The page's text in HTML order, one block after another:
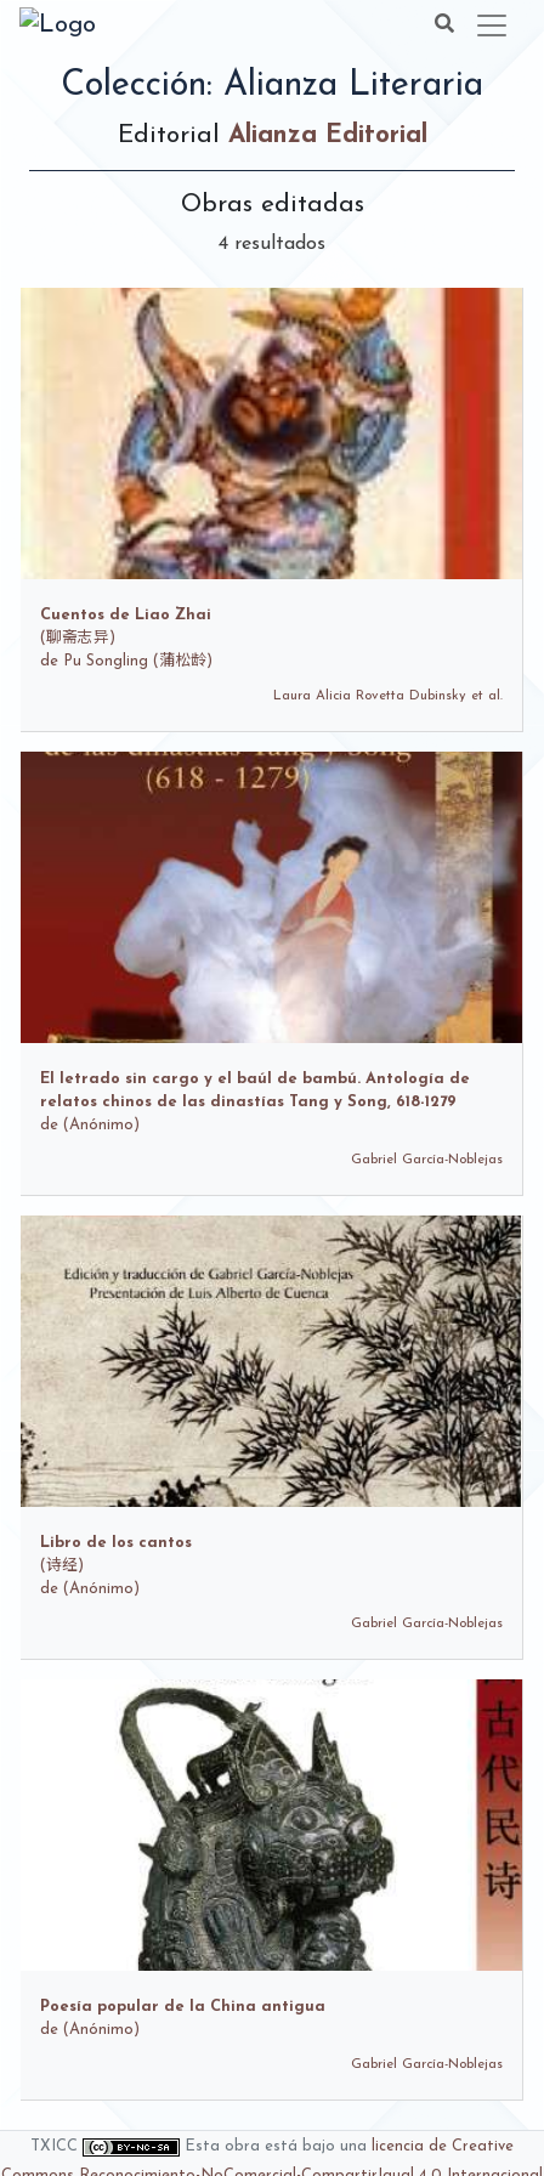
Colección: Alianza Literaria
Editorial Alianza Editorial
Obras editadas
4 resultados
Cuentos de Liao Zhai
(聊斋志异)
de Pu Songling (蒲松龄)
Laura Alicia Rovetta Dubinsky et al.
El letrado sin cargo y el baúl de bambú. Antología de
relatos chinos de las dinastías Tang y Song, 618-1279
de (Anónimo)
Gabriel García-Noblejas
Libro de los cantos
(诗经)
de (Anónimo)
Gabriel García-Noblejas
Poesía popular de la China antigua
de (Anónimo)
Gabriel García-Noblejas
TXICC Esta obra está bajo una
licencia de Creative